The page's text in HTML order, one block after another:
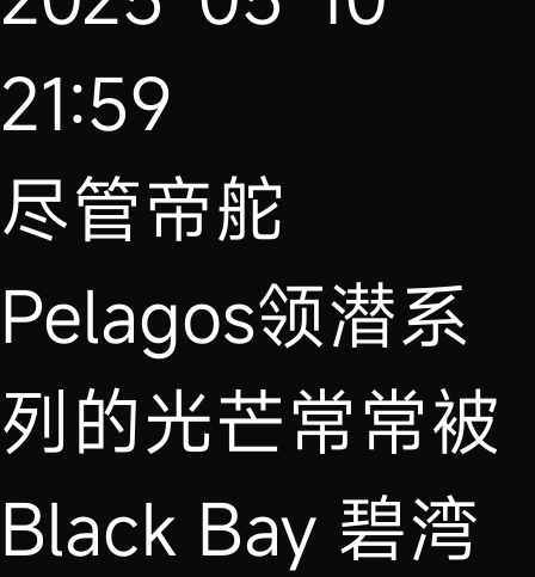
21:59
尽管帝舵
Pelagos领潜系
列的光芒常常被
Black Bay 碧湾